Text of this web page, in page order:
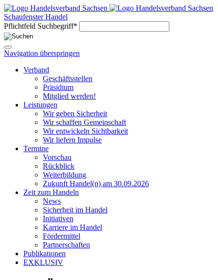
Schaufenster Handel
Pflichtfeld Suchbegriff*
Navigation überspringen
Verband
Geschäftsstellen
Präsidium
Mitglied werden!
Leistungen
Wir geben Sicherheit
Wir schaffen Gemeinschaft
Wir entwickeln Sichtbarkeit
Wir liefern Impulse
Termine
Vorschau
Rückblick
Weiterbildung
Zukunft Handel(n) am 30.09.2026
Zeit zum Handeln
News
Sicherheit im Handel
Initiativen
Karriere im Handel
Fördermittel
Partnerschaften
Publikationen
EXKLUSIV